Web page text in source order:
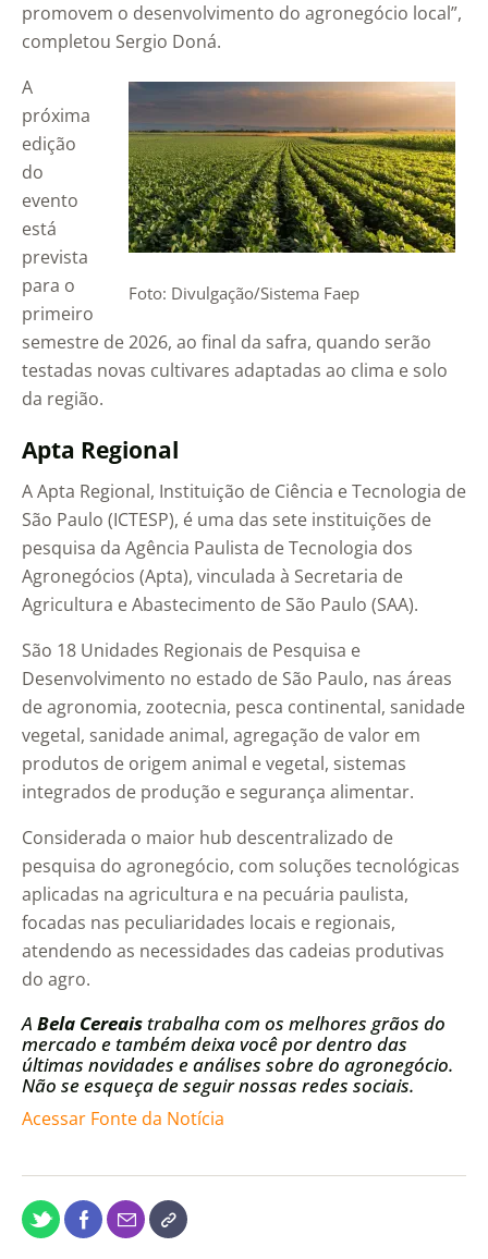
promovem o desenvolvimento do agronegócio local”,
completou Sergio Doná.
Foto: Divulgação/Sistema Faep
A
próxima
edição
do
evento
está
prevista
para o
primeiro
semestre de 2026, ao final da safra, quando serão
testadas novas cultivares adaptadas ao clima e solo
da região.
Apta Regional
A Apta Regional, Instituição de Ciência e Tecnologia de
São Paulo (ICTESP), é uma das sete instituições de
pesquisa da Agência Paulista de Tecnologia dos
Agronegócios (Apta), vinculada à Secretaria de
Agricultura e Abastecimento de São Paulo (SAA).
São 18 Unidades Regionais de Pesquisa e
Desenvolvimento no estado de São Paulo, nas áreas
de agronomia, zootecnia, pesca continental, sanidade
vegetal, sanidade animal, agregação de valor em
produtos de origem animal e vegetal, sistemas
integrados de produção e segurança alimentar.
Considerada o maior hub descentralizado de
pesquisa do agronegócio, com soluções tecnológicas
aplicadas na agricultura e na pecuária paulista,
focadas nas peculiaridades locais e regionais,
atendendo as necessidades das cadeias produtivas
do agro.
A Bela Cereais trabalha com os melhores grãos do
mercado e também deixa você por dentro das
últimas novidades e análises sobre do agronegócio.
Não se esqueça de seguir nossas redes sociais.
Acessar Fonte da Notícia